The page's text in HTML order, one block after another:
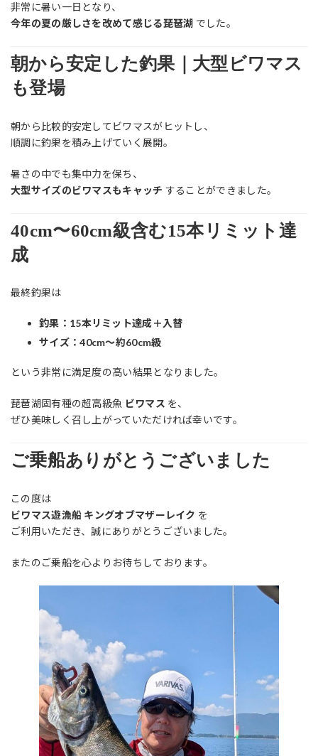
非常に暑い一日となり、
今年の夏の厳しさを改めて感じる琵琶湖 でした。
朝から安定した釣果｜大型ビワマス
も登場
朝から比較的安定してビワマスがヒットし、
順調に釣果を積み上げていく展開。
暑さの中でも集中力を保ち、
大型サイズのビワマスもキャッチ することができました。
40cm〜60cm級含む15本リミット達
成
最終釣果は
釣果：15本リミット達成＋入替
サイズ：40cm〜約60cm級
という非常に満足度の高い結果となりました。
琵琶湖固有種の超高級魚 ビワマス を、
ぜひ美味しく召し上がっていただければ幸いです。
ご乗船ありがとうございました
この度は
ビワマス遊漁船 キングオブマザーレイク を
ご利用いただき、誠にありがとうございました。
またのご乗船を心よりお待ちしております。